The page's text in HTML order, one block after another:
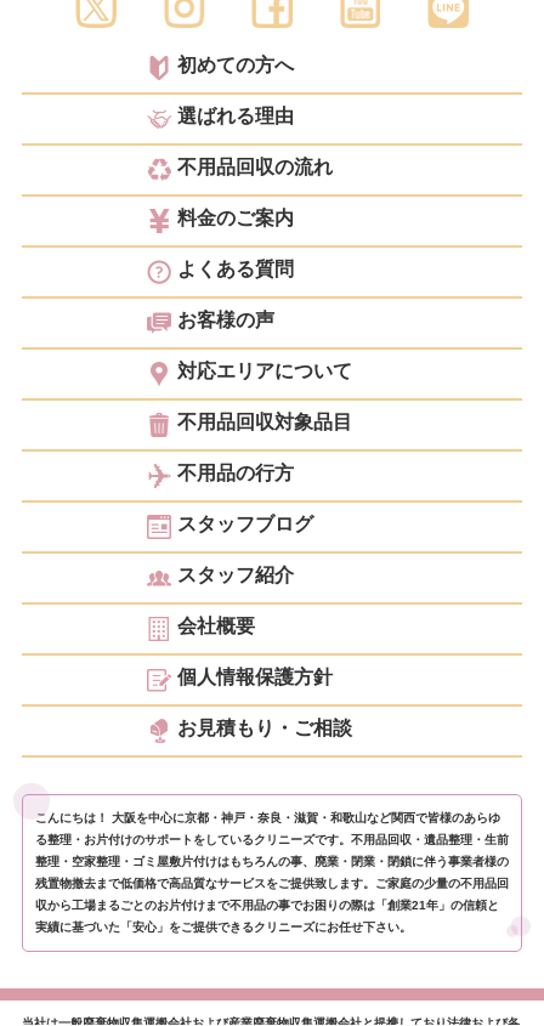
初めての方へ
選ばれる理由
不用品回収の流れ
料金のご案内
よくある質問
お客様の声
対応エリアについて
不用品回収対象品目
不用品の行方
スタッフブログ
スタッフ紹介
会社概要
個人情報保護方針
お見積もり・ご相談
こんにちは！ 大阪を中心に京都・神戸・奈良・滋賀・和歌山など関西で皆様のあらゆ
る整理・お片付けのサポートをしているクリニーズです。不用品回収・遺品整理・生前
整理・空家整理・ゴミ屋敷片付けはもちろんの事、廃業・閉業・閉鎖に伴う事業者様の
残置物撤去まで低価格で高品質なサービスをご提供致します。ご家庭の少量の不用品回
収から工場まるごとのお片付けまで不用品の事でお困りの際は「創業21年」の信頼と
実績に基づいた「安心」をご提供できるクリニーズにお任せ下さい。
当社は一般廃棄物収集運搬会社および産業廃棄物収集運搬会社と提携しており法律および各